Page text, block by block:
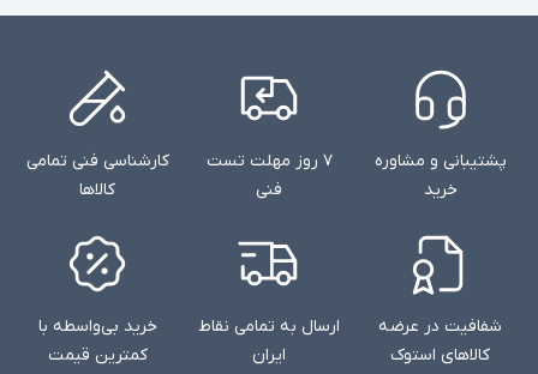
پشتیبانی و مشاوره
خرید
۷ روز مهلت تست
فنی
کارشناسی فنی تمامی
کالاها
شفافیت در عرضه
کالاهای استوک
ارسال به تمامی نقاط
ایران
خرید بی‌واسطه با
کمترین قیمت